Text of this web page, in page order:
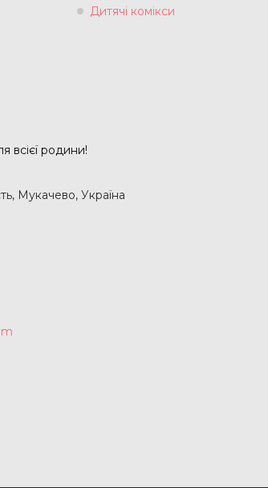
Дитячі комікси
всієї родини!
Мукачево, Україна